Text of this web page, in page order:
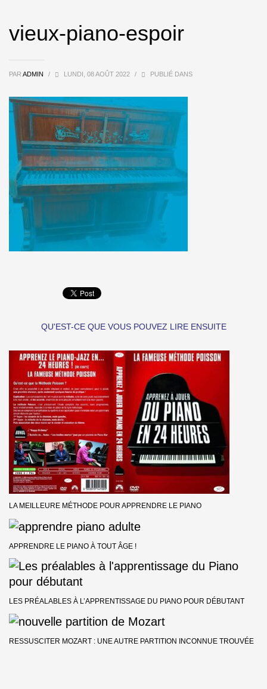
vieux-piano-espoir
PAR ADMIN / LUNDI, 08 AOÛT 2022 / PUBLIÉ DANS
QU'EST-CE QUE VOUS POUVEZ LIRE ENSUITE
LA MEILLEURE MÉTHODE POUR APPRENDRE LE PIANO
APPRENDRE LE PIANO À TOUT ÂGE !
LES PRÉALABLES À L’APPRENTISSAGE DU PIANO POUR DÉBUTANT
RESSUSCITER MOZART : UNE AUTRE PARTITION INCONNUE TROUVÉE